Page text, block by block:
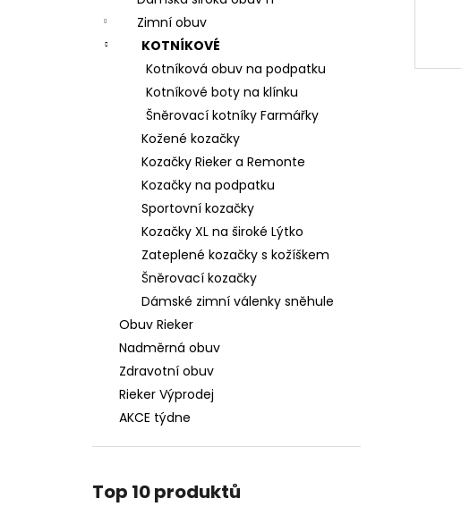
Zimní obuv
KOTNÍKOVÉ
Kotníková obuv na podpatku
Kotníkové boty na klínku
Šněrovací kotníky Farmářky
Kožené kozačky
Kozačky Rieker a Remonte
Kozačky na podpatku
Sportovní kozačky
Kozačky XL na široké Lýtko
Zateplené kozačky s kožíškem
Šněrovací kozačky
Dámské zimní válenky sněhule
Obuv Rieker
Nadměrná obuv
Zdravotní obuv
Rieker Výprodej
AKCE týdne
Top 10 produktů
DÁMSKÉ SANDÁLY NA KLÍNKU ŠÍŘE H 8-
28365-46-304 HNĚDÉ
799 Kč
1 699 Kč
Původně: